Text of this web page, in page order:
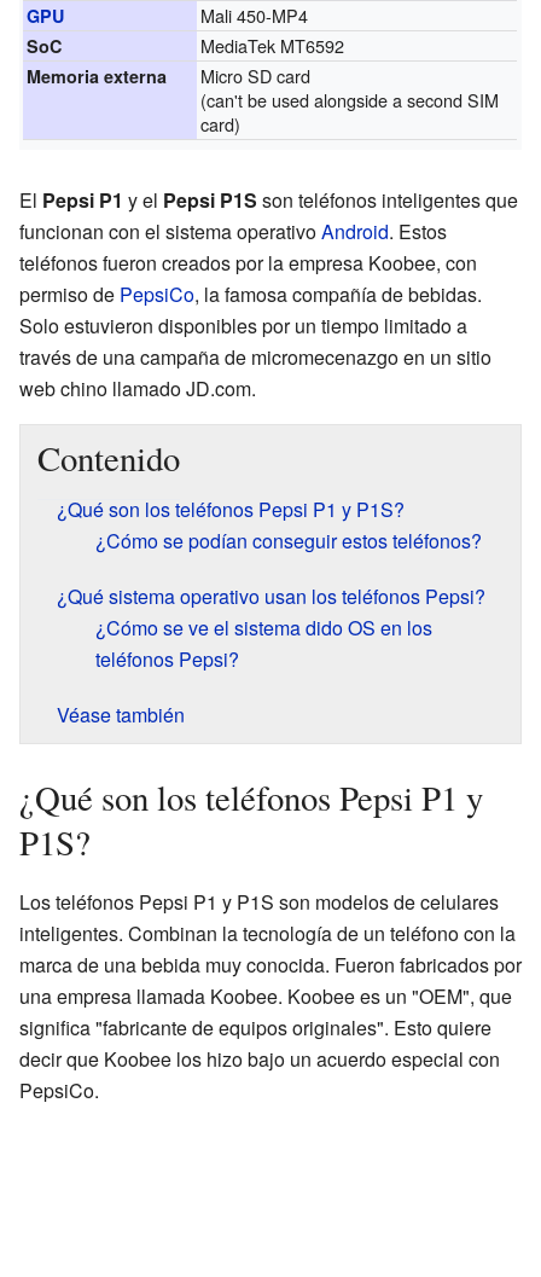
GPU
Mali 450-MP4
SoC MediaTek MT6592
Memoria externa
Micro SD card
(can't be used alongside a second SIM
card)
El Pepsi P1 y el Pepsi P1S son teléfonos inteligentes que
funcionan con el sistema operativoAndroid. Estos
teléfonos fueron creados por la empresa Koobee, con
permiso de PepsiCo, la famosa compañía de bebidas.
Solo estuvieron disponibles por un tiempo limitado a
través de una campaña de micromecenazgo en un sitio
web chino llamado JD.com.
Contenido
¿Qué son los teléfonos Pepsi P1 y P1S?
¿Cómo se podían conseguir estos teléfonos?
¿Qué sistema operativo usan los teléfonos Pepsi?
¿Cómo se ve el sistema dido OS en los
teléfonos Pepsi?
Véase también
¿Qué son los teléfonos Pepsi P1 y
P1S?
Los teléfonos Pepsi P1 y P1S son modelos de celulares
inteligentes. Combinan la tecnología de un teléfono con la
marca de una bebida muy conocida. Fueron fabricados por
una empresa llamada Koobee. Koobee es un "OEM", que
significa "fabricante de equipos originales". Esto quiere
decir que Koobee los hizo bajo un acuerdo especial con
PepsiCo.